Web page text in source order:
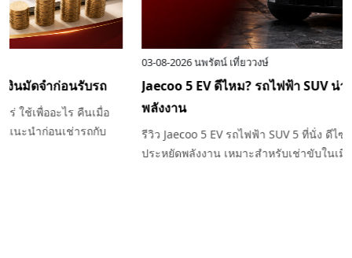
เช่ารถต้องวางมัดจำเท่าไหร่ ทำไมต้องมีเงินมัดจำก่อนรับรถ
ไขข้อสงสัยเรื่องเงินมัดจำรถเช่า ต้องวางเท่าไหร่ ใช้เพื่ออะไร คืนเมื่อ
ไหร่ และกรณีใดที่อาจถูกหักเงินมัดจำ พร้อมคำแนะนำก่อนเช่ารถกับ